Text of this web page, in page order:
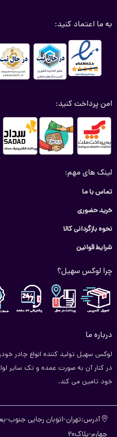
کیفیت مواد اولیه:
اما دوام و کارایی بهتری ارائه
برند تولید کننده:برند معتبر
باشند، اما اغلب با کیفیت و
خرید نمد کاپوت پژو پارس
اگر به دنبال نمد کاپوت پژو با
فروشگاه ما بهترین انتخاب برای
مهمی در عایق سازی و جلوگیری از
افزایش عمر قطعات موتور می‌شود.
به ما اعتماد کنید:
امن پرداخت کنید:
لینک های مهم:
تماس با ما
خرید حضوری
نحوه بازگردانی کالا
شرایط قوانین
چرا لوکس سهیل؟
درباره ما
لوکس سهیل تولید کننده انواع چادر
در کنار آن به صورت عمده و تک سایر
خود تامین می کند.
آدرس:تهران-اتوبان رجایی جنوب-